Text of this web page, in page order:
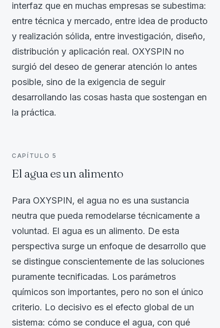
interfaz que en muchas empresas se subestima:
entre técnica y mercado, entre idea de producto
y realización sólida, entre investigación, diseño,
distribución y aplicación real. OXYSPIN no
surgió del deseo de generar atención lo antes
posible, sino de la exigencia de seguir
desarrollando las cosas hasta que sostengan en
la práctica.
CAPÍTULO 5
El agua es un alimento
Para OXYSPIN, el agua no es una sustancia
neutra que pueda remodelarse técnicamente a
voluntad. El agua es un alimento. De esta
perspectiva surge un enfoque de desarrollo que
se distingue conscientemente de las soluciones
puramente tecnificadas. Los parámetros
químicos son importantes, pero no son el único
criterio. Lo decisivo es el efecto global de un
sistema: cómo se conduce el agua, con qué